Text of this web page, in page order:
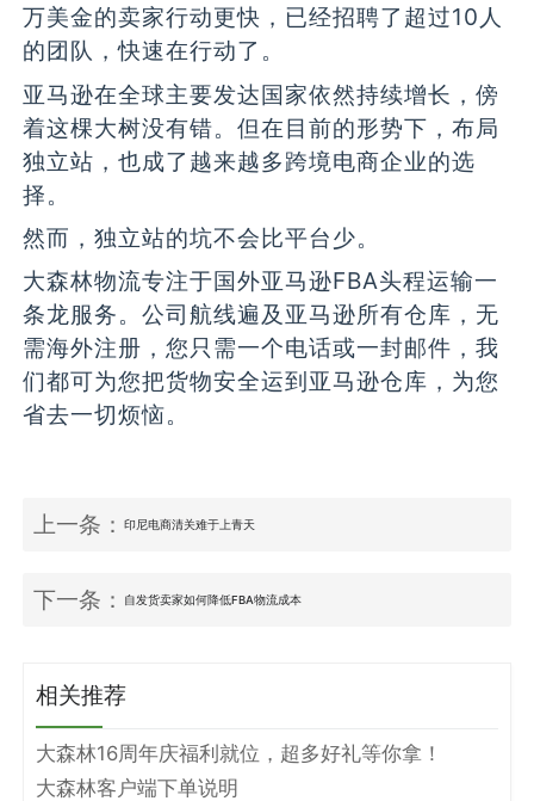
万美金的卖家行动更快，已经招聘了超过10人
的团队，快速在行动了。
亚马逊在全球主要发达国家依然持续增长，傍
着这棵大树没有错。但在目前的形势下，布局
独立站，也成了越来越多跨境电商企业的选
择。
然而，独立站的坑不会比平台少。
大森林物流专注于国外亚马逊FBA头程运输一
条龙服务。公司航线遍及亚马逊所有仓库，无
需海外注册，您只需一个电话或一封邮件，我
们都可为您把货物安全运到亚马逊仓库，为您
省去一切烦恼。
上一条：印尼电商清关难于上青天
下一条： 自发货卖家如何降低FBA物流成本
相关推荐
大森林16周年庆福利就位，超多好礼等你拿！
大森林客户端下单说明